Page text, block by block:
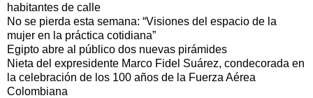
habitantes de calle
No se pierda esta semana: “Visiones del espacio de la
mujer en la práctica cotidiana”
Egipto abre al público dos nuevas pirámides
Nieta del expresidente Marco Fidel Suárez, condecorada en
la celebración de los 100 años de la Fuerza Aérea
Colombiana